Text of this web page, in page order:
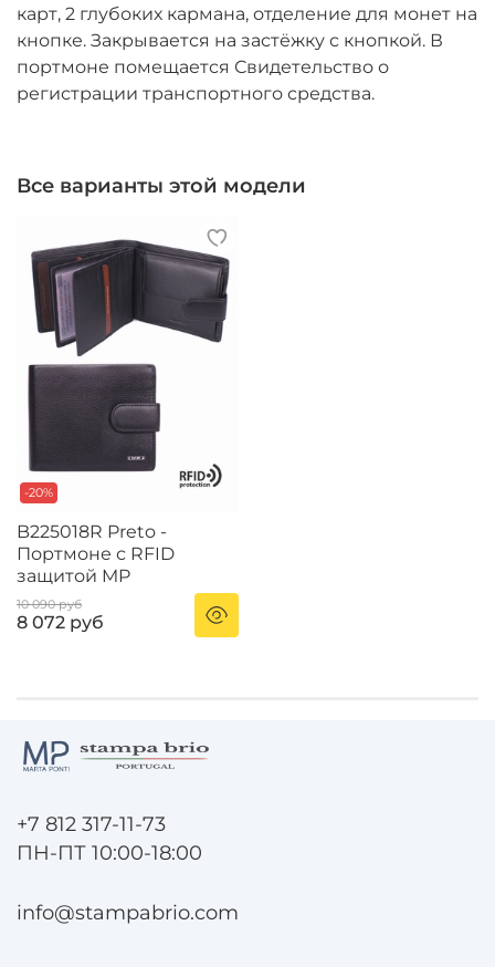
карт, 2 глубоких кармана, отделение для монет на
кнопке. Закрывается на застёжку с кнопкой. В
портмоне помещается Свидетельство о
регистрации транспортного средства.
Все варианты этой модели
-20%
B225018R Preto -
Портмоне с RFID
защитой MP
10 090 руб
8 072 руб
+7 812 317-11-73
ПН-ПТ 10:00-18:00
info@stampabrio.com